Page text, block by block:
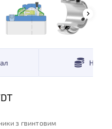
з гвинтовим